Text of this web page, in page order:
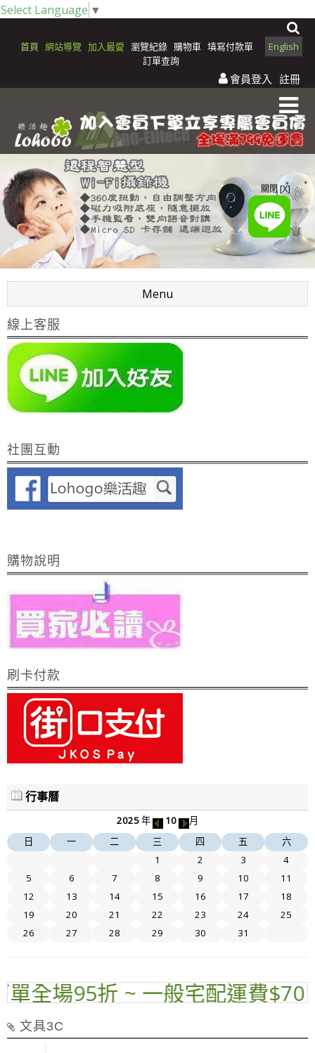
Select Language ▼
首頁 網站導覽 加入最愛 English
瀏覽紀錄 購物車 填寫付款單
訂單查詢
會員登入 註冊
Menu
線上客服
社團互動
購物說明
刷卡付款
行事曆
2025年 10
月
日
一 二 三 四 五
六
1
2 3
4
5
6 7 8 9 10
11
12
13 14 15 16 17
18
19
20 21 22 23 24
25
26
27 28 29 30 31
全場95折 ~ 一般宅配運費$70
文具3C
關閉 [X]